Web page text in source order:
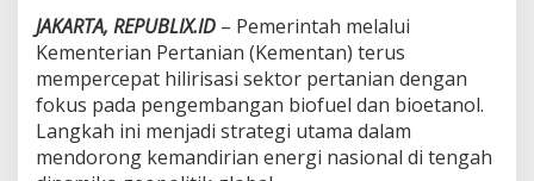
a
t
H
l
i
r
JAKARTA, REPUBLIX.ID – Pemerintah melalui
Kementerian Pertanian (Kementan) terus
mempercepat hilirisasi sektor pertanian dengan
fokus pada pengembangan biofuel dan bioetanol.
Langkah ini menjadi strategi utama dalam
mendorong kemandirian energi nasional di tengah